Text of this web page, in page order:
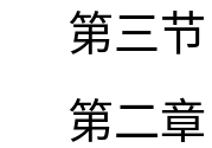
第三
第二